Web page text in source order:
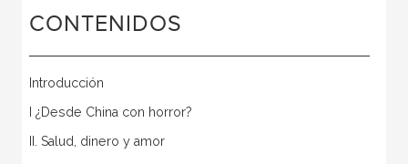
CONTENIDOS
Introducción
I ¿Desde China con horror?
II. Salud, dinero y amor